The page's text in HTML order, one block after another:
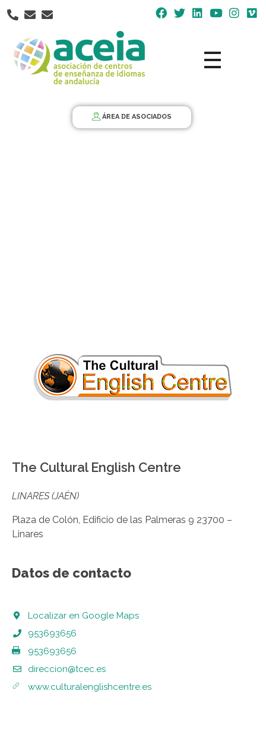
Nota:
este
web
incluye
ÁREA DE ASOCIADOS
The Cultural English Centre
LINARES (JAÉN)
Plaza de Colón, Edificio de las Palmeras 9 23700 –
Linares
Datos de contacto
Localizar en Google Maps
953693656
953693656
direccion@tcec.es
www.culturalenglishcentre.es